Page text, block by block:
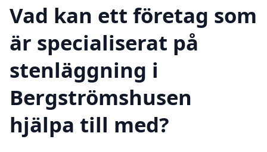
Vad kan ett företag som
är specialiserat på
stenläggning i
Bergströmshusen
hjälpa till med?